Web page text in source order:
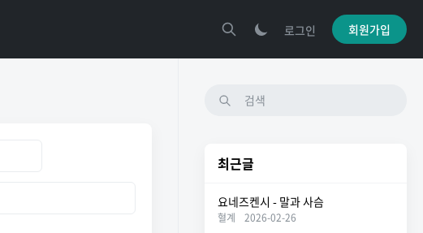
로그인 회원가입
최근글
요네즈켄시 - 말과 사슴
혈계 2026-02-26